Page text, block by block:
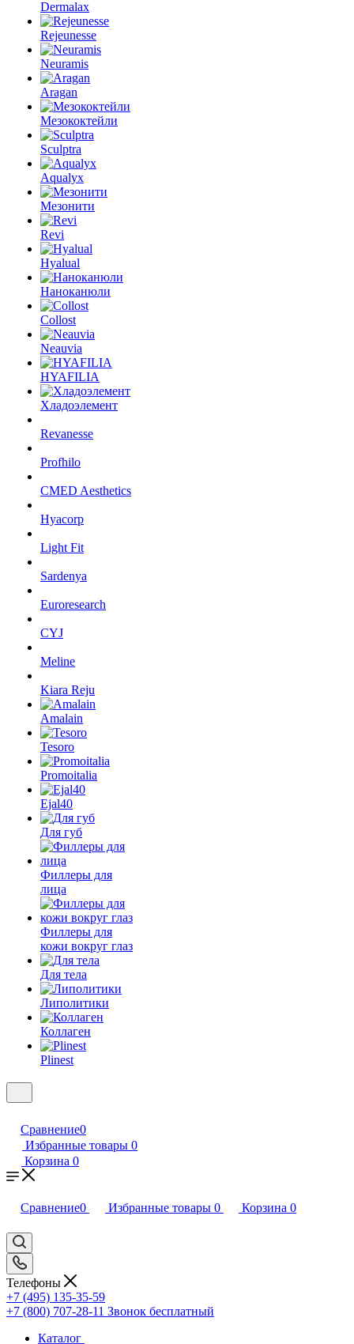
Dermalax
Rejeunesse
Neuramis
Aragan
Мезококтейли
Sculptra
Aqualyx
Мезонити
Revi
Hyalual
Наноканюли
Collost
Neauvia
HYAFILIA
Хладоэлемент
Revanesse
Profhilo
Kiara Reju
Amalain
Tesoro
Promoitalia
Ejal40
Для губ
Филлеры для
лица
Филлеры для
кожи вокруг глаз
Для тела
Липолитики
Коллаген
Сравнение0
Избранные товары
Корзина
Телефоны
+7 (495) 135-35-59